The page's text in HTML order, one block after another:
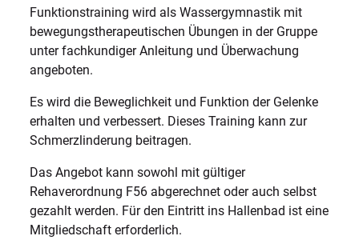
Funktionstraining wird als Wassergymnastik mit
bewegungstherapeutischen Übungen in der Gruppe
unter fachkundiger Anleitung und Überwachung
angeboten.
Es wird die Beweglichkeit und Funktion der Gelenke
erhalten und verbessert. Dieses Training kann zur
Schmerzlinderung beitragen.
Das Angebot kann sowohl mit gültiger
Rehaverordnung F56 abgerechnet oder auch selbst
gezahlt werden. Für den Eintritt ins Hallenbad ist eine
Mitgliedschaft erforderlich.